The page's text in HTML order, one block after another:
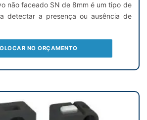
não faceado SN de 8mm é um tipo de
detectar a presença ou ausência de
NO ORÇAMENTO